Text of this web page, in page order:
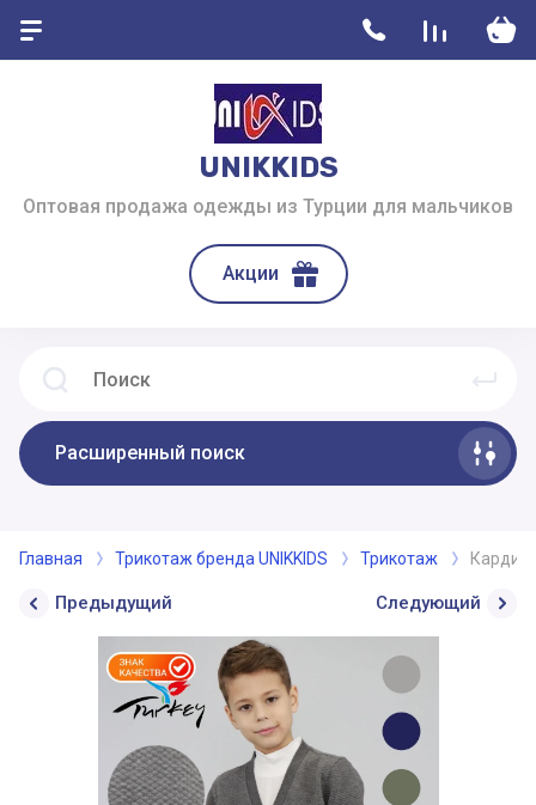
UNIKKIDS
Оптовая продажа одежды из Турции для мальчиков
Акции
Расширенный поиск
Главная Трикотаж бренда UNIKKIDS Трикотаж
Предыдущий Следующий